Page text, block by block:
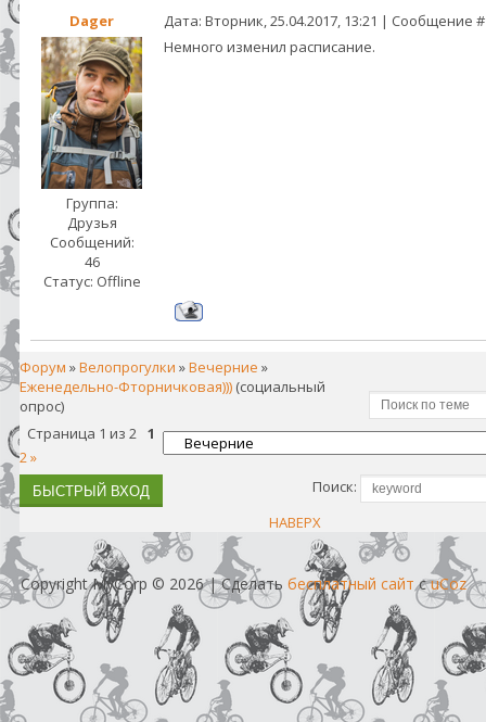
Dager Дата: Вторник, 25.04.2017, 13:21 | Сообщение
Группа:
Друзья
Сообщений:
46
Статус: Offline
Немного изменил расписание.
Форум »Велопрогулки »Вечерние »
Еженедельно-Фторничковая))) (социальный
опрос)
Страница 1 из 2 1
2»
Поиск:
НАВЕРХ
Copyright MyCorp © 2026|Сделать бесплатный сайтсuCoz